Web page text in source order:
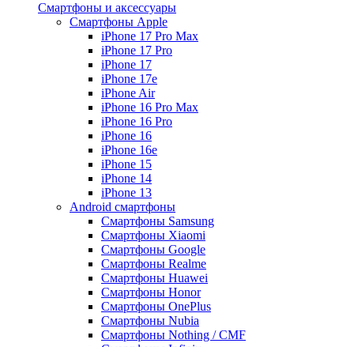
Смартфоны и аксессуары
Смартфоны Apple
iPhone 17 Pro Max
iPhone 17 Pro
iPhone 17
iPhone 17e
iPhone Air
iPhone 16 Pro Max
iPhone 16 Pro
iPhone 16
iPhone 16e
iPhone 15
iPhone 14
iPhone 13
Android cмартфоны
Смартфоны Samsung
Смартфоны Xiaomi
Смартфоны Google
Смартфоны Realme
Смартфоны Huawei
Смартфоны Honor
Смартфоны OnePlus
Смартфоны Nubia
Смартфоны Nothing / CMF